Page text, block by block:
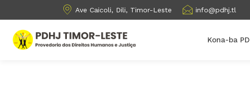
Ave Caicoli, Dili, Timor-Leste info@pdhj.tl
Kona-ba